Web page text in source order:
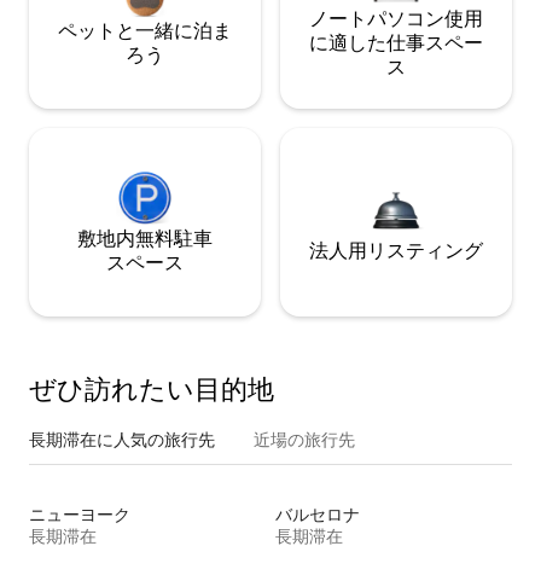
ペットと一緒に泊ま
ろう
ノートパソコン使用
に適した仕事スペー
ス
敷地内無料駐⁠車
ス⁠ペ⁠ー⁠ス
法人用リスティング
ぜひ訪⁠れ⁠た⁠い目⁠的⁠地
長期滞在に人気の旅行先 近場の旅行先
ニューヨーク
長期滞在
バルセロナ
長期滞在